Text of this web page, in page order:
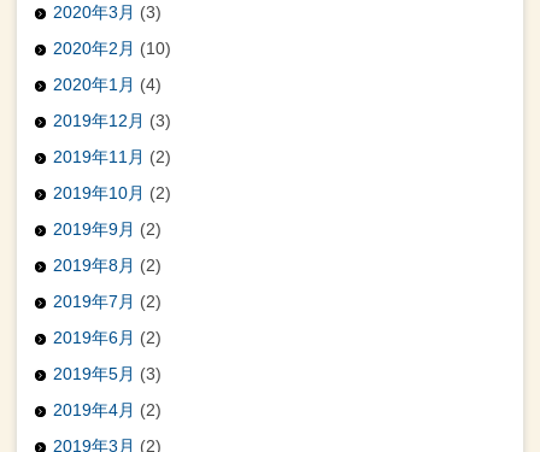
2020年3月 (3)
2020年2月 (10)
2020年1月 (4)
2019年12月 (3)
2019年11月 (2)
2019年10月 (2)
2019年9月 (2)
2019年8月 (2)
2019年7月 (2)
2019年6月 (2)
2019年5月 (3)
2019年4月 (2)
2019年3月 (2)